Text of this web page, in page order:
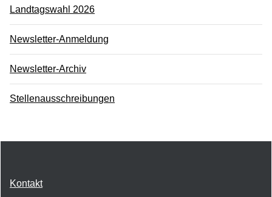
Landtagswahl 2026
Newsletter-Anmeldung
Newsletter-Archiv
Stellenausschreibungen
Kontakt